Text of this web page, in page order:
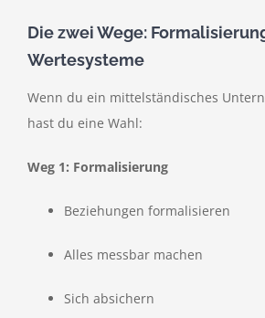
Die zwei Wege:
Wertesysteme
Wenn du ein mittelständisches
hast du eine Wahl:
Weg 1: Formalisierung
Beziehungen formalisieren
Alles messbar machen
Sich absichern